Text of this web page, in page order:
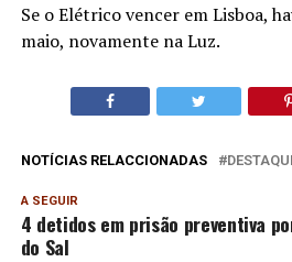
Se o Elétrico vencer em Lisboa,
maio, novamente na Luz.
NOTÍCIAS RELACCIONADAS
A SEGUIR
4 detidos em prisão preventiva
do Sal